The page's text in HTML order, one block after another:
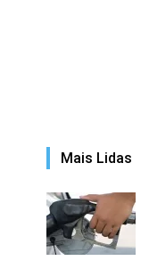
Mais Lidas